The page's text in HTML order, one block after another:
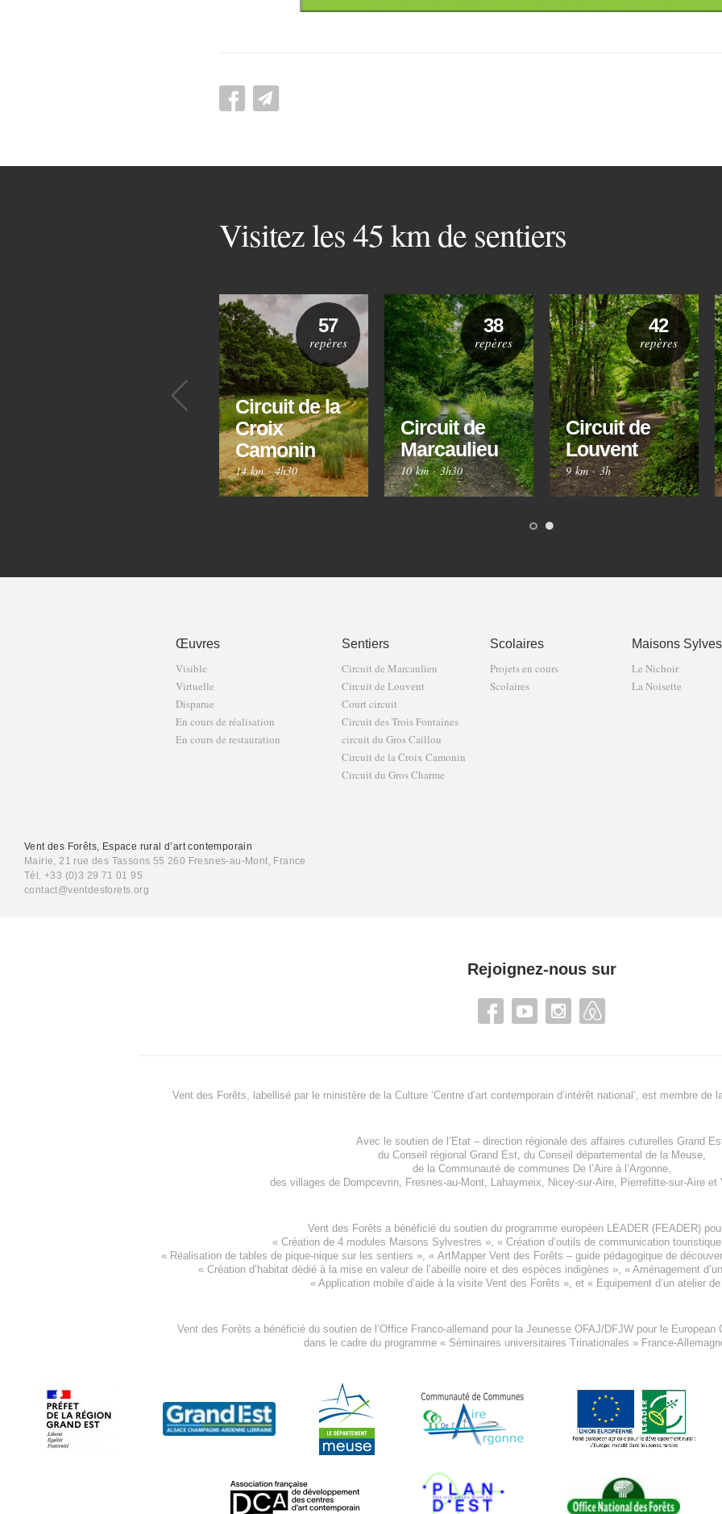
Visitez les 45 km de sentiers
Précédent
Circuit de la
Croix
Camonin
14 km·4h30
57
repères
Circuit de
Marcaulieu
10 km·3h30
38
repères
Circuit de
Louvent
9 km·3h
42
repères
Œuvres
Visible
Virtuelle
Disparue
En cours de réalisation
En cours de restauration
Sentiers
Circuit de Marcaulieu
Circuit de Louvent
Court circuit
Circuit des Trois Fontaines
circuit du Gros Caillou
Circuit de la Croix Camonin
Circuit du Gros Charme
Scolaires
Projets en cours
Scolaires
Maisons
Le Nichoir
La Noisette
Vent des Forêts, Espace rural d’art contemporain
Mairie, 21 rue des Tassons 55 260 Fresnes-au-Mont, France
Tél. +33 (0)3 29 71 01 95
contact@ventdesforets.org
Rejoignez-nous sur
Vent des Forêts, labellisé par le ministère de la Culture ‘Centre d’art contemporain d’intérêt national’, est membre de
Avec le soutien de l’ Etat – direction régionale des affaires cuturelles Grand
du Conseil régional Grand Est, du Conseil départemental de la Meuse,
de la Communauté de communes De l’Aire à l’Argonne,
des villages de Dompcevrin, Fresnes-au-Mont, Lahaymeix, Nicey-sur-Aire, Pierrefitte-sur-Aireet
Vent des Forêts a bénéficié du soutien du programme européen LEADER (FEADER)
« Création de 4 modules Maisons Sylvestres », « Création d’outils de communication
« Réalisation de tables de pique-nique sur les sentiers », « ArtMapper Vent des Forêts – guide pédagogique de
« Création d’habitat dédié à la mise en valeur de l’abeille noire et des espèces indigènes », « Aménagement
« Application mobile d’aide à la visite Vent des Forêts », et « Equipement d’un atelier
Vent des Forêts a bénéficié du soutien de l’Office Franco-allemand pour la Jeunesse OFAJ/DFJW pour le European
dans le cadre du programme « Séminaires universitaires Trinationales » France-